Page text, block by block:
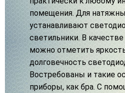
помещения. Для
устанавливают
светильники. В
можно отметить
долговечность
Востребованы и такие
приборы, как бра. С